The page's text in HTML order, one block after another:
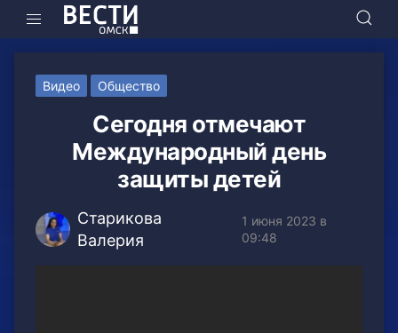
Видео Общество
Сегодня отмечают
Международный день
защиты детей
Старикова
Валерия
1 июня 2023 в
09:48